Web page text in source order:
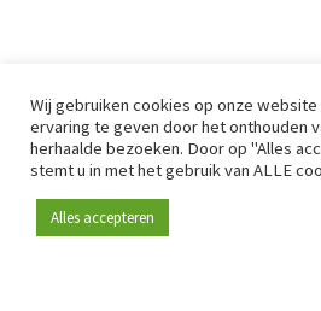
Wij gebruiken cookies op onze
ervaring te geven door het onthouden
herhaalde bezoeken. Door op "Alles
stemt u in met het gebruik van ALLE
Alles accepteren